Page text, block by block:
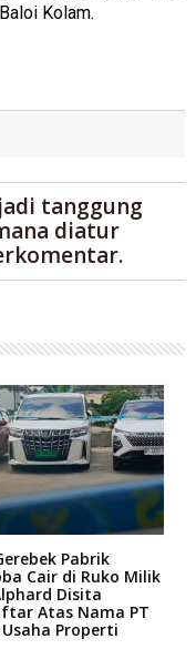
Kolam.
tanggung
diatur
Pabrik
Cair di Ruko Milik
Disita
Atas Nama PT
Properti